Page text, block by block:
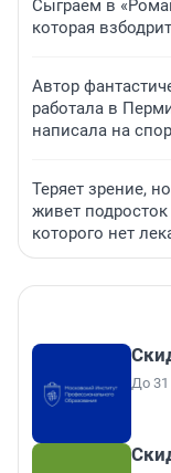
Сыграем в
которая
Автор
работала в
написала на
Теряет зрение,
живет
которого нет
До 31